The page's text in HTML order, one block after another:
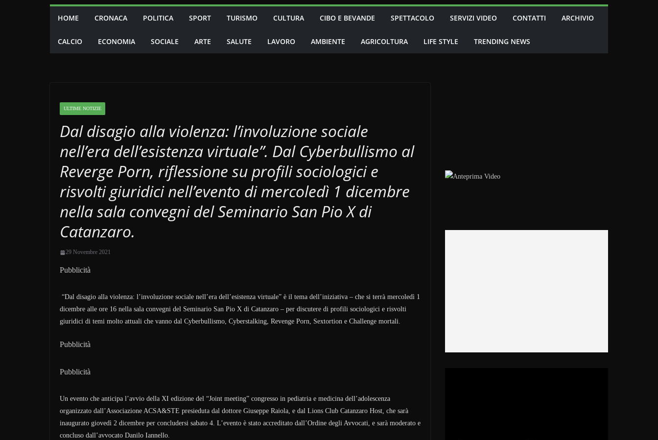
HOME CRONACA POLITICA SPORT TURISMO CULTURA CIBO E BEVANDE SPETTACOLO SERVIZI VIDEO CONTATTI ARCHIVIO
CALCIO ECONOMIA SOCIALE ARTE SALUTE LAVORO AMBIENTE AGRICOLTURA LIFE STYLE TRENDING NEWS
ULTIME NOTIZIE
Dal disagio alla violenza: l’involuzione sociale
nell’era dell’esistenza virtuale”. Dal Cyberbullismo al
Reverge Porn, riflessione su profili sociologici e
risvolti giuridici nell’evento di mercoledì 1 dicembre
nella sala convegni del Seminario San Pio X di
Catanzaro.
29 Novembre 2021
Pubblicità
“Dal disagio alla violenza: l’involuzione sociale nell’era dell’esistenza virtuale” è il tema dell’iniziativa – che si terrà mercoledì 1
dicembre alle ore 16 nella sala convegni del Seminario San Pio X di Catanzaro – per discutere di profili sociologici e risvolti
giuridici di temi molto attuali che vanno dal Cyberbullismo, Cyberstalking, Revenge Porn, Sextortion e Challenge mortali.
Pubblicità
Pubblicità
Un evento che anticipa l’avvio della XI edizione del “Joint meeting” congresso in pediatria e medicina dell’adolescenza
organizzato dall’Associazione ACSA&STE presieduta dal dottore Giuseppe Raiola, e dal Lions Club Catanzaro Host, che sarà
inaugurato giovedì 2 dicembre per concludersi sabato 4. L’evento è stato accreditato dall’Ordine degli Avvocati, e sarà moderato e
concluso dall’avvocato Danilo Iannello.